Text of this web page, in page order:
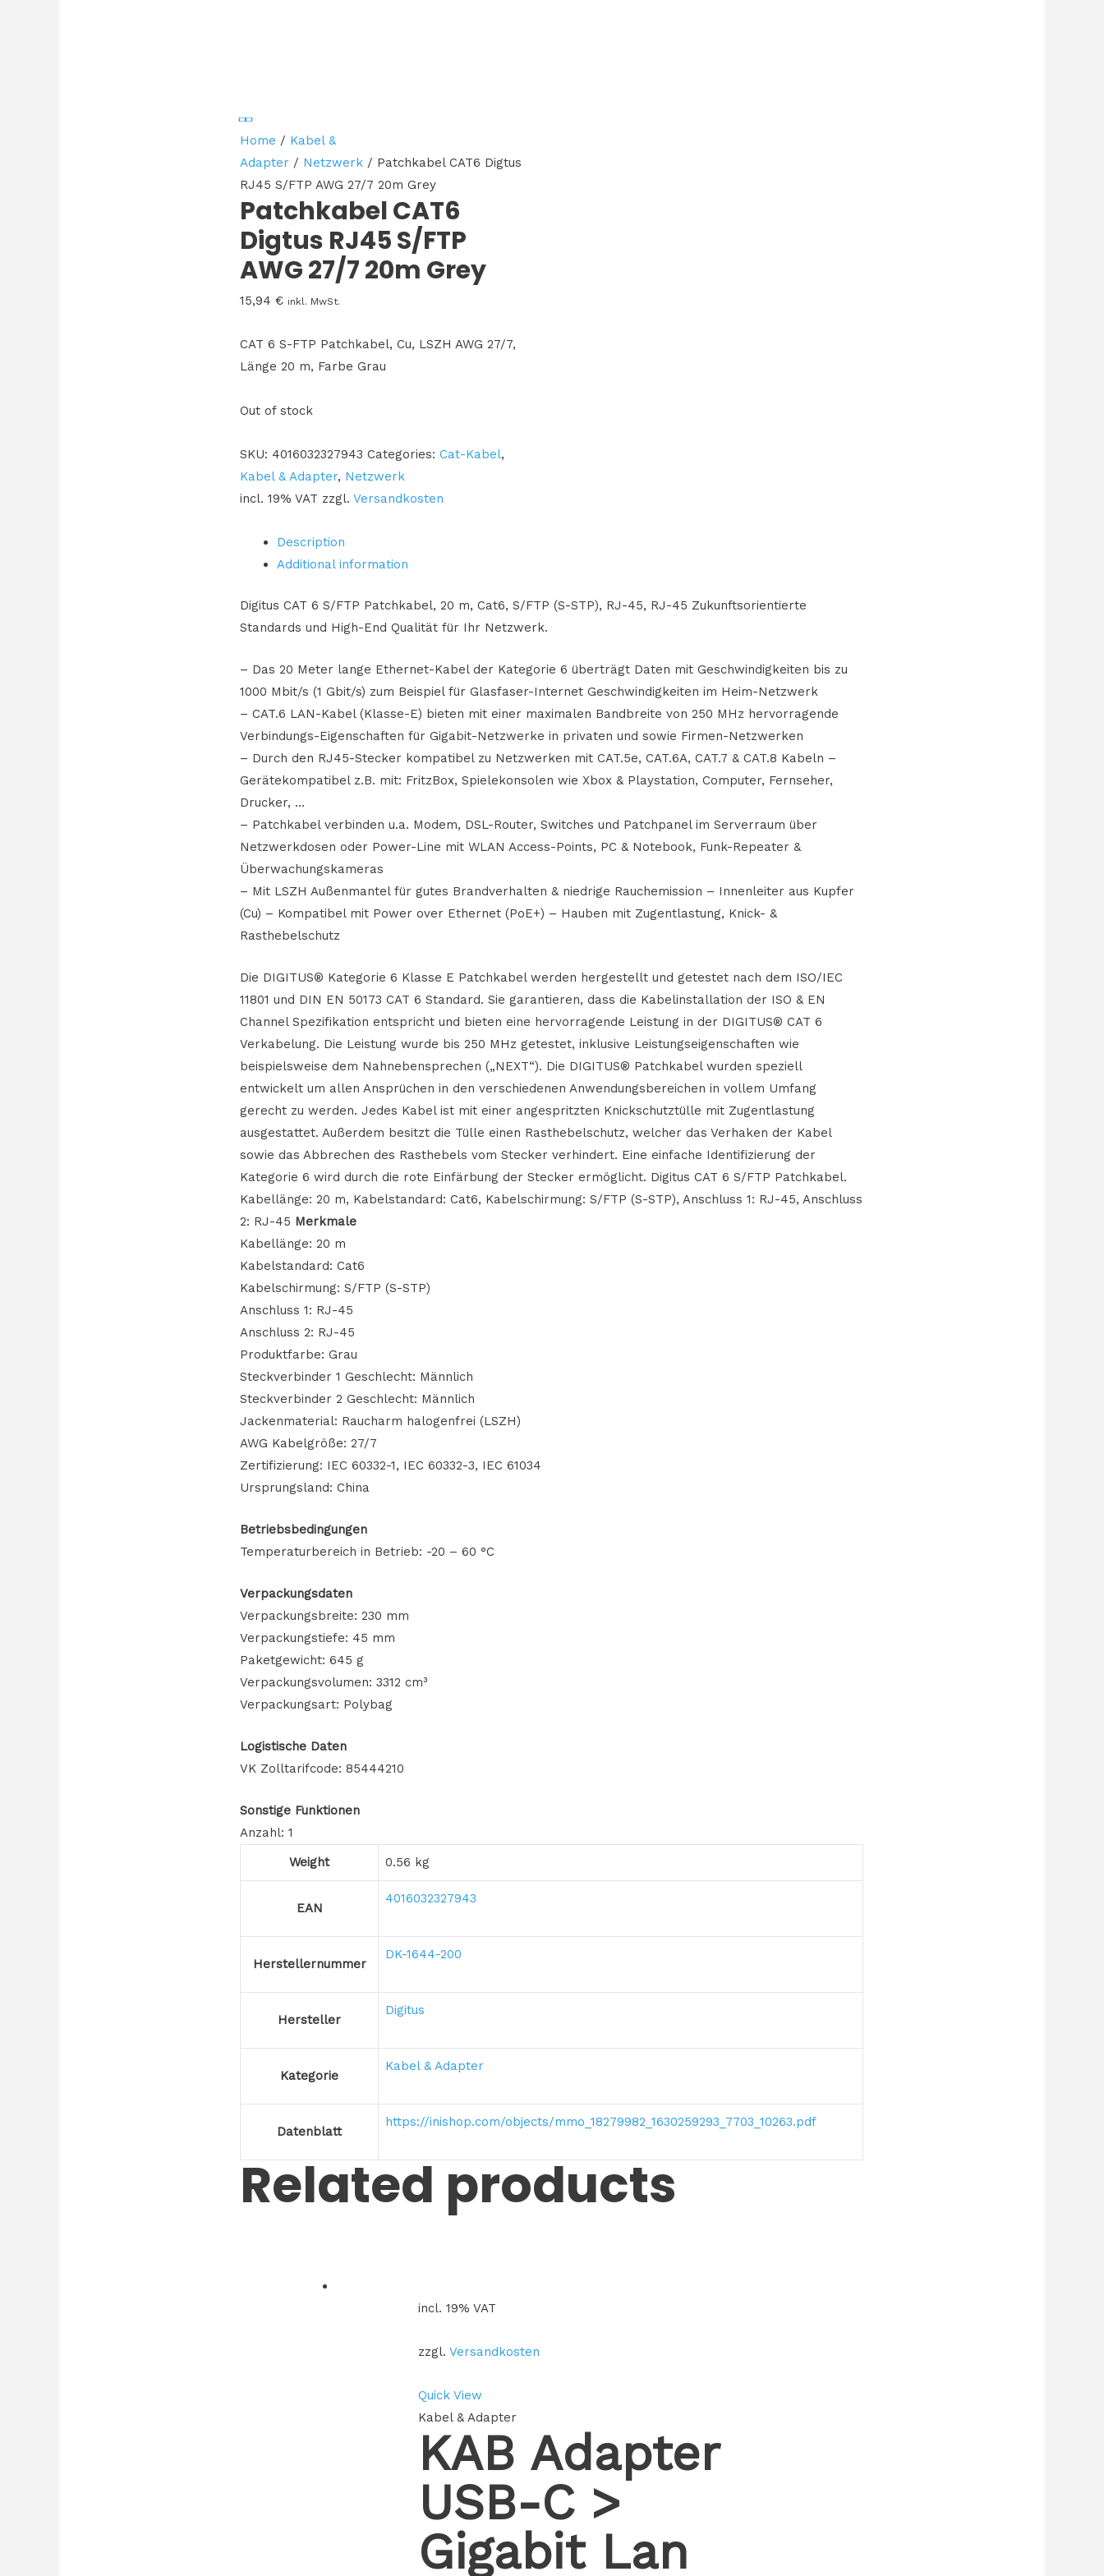
Home / Kabel &
Adapter / Netzwerk / Patchkabel CAT6 Digtus
RJ45 S/FTP AWG 27/7 20m Grey
Patchkabel CAT6
Digtus RJ45 S/FTP
AWG 27/7 20m Grey
15,94€ inkl. MwSt.
CAT 6 S-FTP Patchkabel, Cu, LSZH AWG 27/7,
Länge 20 m, Farbe Grau
Out of stock
SKU: 4016032327943 Categories:Cat-Kabel,
Kabel & Adapter, Netzwerk
incl. 19% VAT zzgl.Versandkosten
Description
Additional information
Digitus CAT 6 S/FTP Patchkabel, 20 m, Cat6, S/FTP (S-STP), RJ-45, RJ-45 Zukunftsorientierte
Standards und High-End Qualität für Ihr Netzwerk.
– Das 20 Meter lange Ethernet-Kabel der Kategorie 6 überträgt Daten mit Geschwindigkeiten bis zu
1000 Mbit/s (1 Gbit/s) zum Beispiel für Glasfaser-Internet Geschwindigkeiten im Heim-Netzwerk
– CAT.6 LAN-Kabel (Klasse-E) bieten mit einer maximalen Bandbreite von 250 MHz hervorragende
Verbindungs-Eigenschaften für Gigabit-Netzwerke in privaten und sowie Firmen-Netzwerken
– Durch den RJ45-Stecker kompatibel zu Netzwerken mit CAT.5e, CAT.6A, CAT.7 & CAT.8 Kabeln –
Gerätekompatibel z.B. mit: FritzBox, Spielekonsolen wie Xbox & Playstation, Computer, Fernseher,
Drucker, …
– Patchkabel verbinden u.a. Modem, DSL-Router, Switches und Patchpanel im Serverraum über
Netzwerkdosen oder Power-Line mit WLAN Access-Points, PC & Notebook, Funk-Repeater &
Überwachungskameras
– Mit LSZH Außenmantel für gutes Brandverhalten & niedrige Rauchemission – Innenleiter aus Kupfer
(Cu) – Kompatibel mit Power over Ethernet (PoE+) – Hauben mit Zugentlastung, Knick- &
Rasthebelschutz
Die DIGITUS® Kategorie 6 Klasse E Patchkabel werden hergestellt und getestet nach dem ISO/IEC
11801 und DIN EN 50173 CAT 6 Standard. Sie garantieren, dass die Kabelinstallation der ISO & EN
Channel Spezifikation entspricht und bieten eine hervorragende Leistung in der DIGITUS® CAT 6
Verkabelung. Die Leistung wurde bis 250 MHz getestet, inklusive Leistungseigenschaften wie
beispielsweise dem Nahnebensprechen („NEXT“). Die DIGITUS® Patchkabel wurden speziell
entwickelt um allen Ansprüchen in den verschiedenen Anwendungsbereichen in vollem Umfang
gerecht zu werden. Jedes Kabel ist mit einer angespritzten Knickschutztülle mit Zugentlastung
ausgestattet. Außerdem besitzt die Tülle einen Rasthebelschutz, welcher das Verhaken der Kabel
sowie das Abbrechen des Rasthebels vom Stecker verhindert. Eine einfache Identifizierung der
Kategorie 6 wird durch die rote Einfärbung der Stecker ermöglicht. Digitus CAT 6 S/FTP Patchkabel.
Kabellänge: 20 m, Kabelstandard: Cat6, Kabelschirmung: S/FTP (S-STP), Anschluss 1: RJ-45, Anschluss
2: RJ-45 Merkmale
Kabellänge: 20 m
Kabelstandard: Cat6
Kabelschirmung: S/FTP (S-STP)
Anschluss 1: RJ-45
Anschluss 2: RJ-45
Produktfarbe: Grau
Steckverbinder 1 Geschlecht: Männlich
Steckverbinder 2 Geschlecht: Männlich
Jackenmaterial: Raucharm halogenfrei (LSZH)
AWG Kabelgröße: 27/7
Zertifizierung: IEC 60332-1, IEC 60332-3, IEC 61034
Ursprungsland: China
Betriebsbedingungen
Temperaturbereich in Betrieb: -20 – 60 °C
Verpackungsdaten
Verpackungsbreite: 230 mm
Verpackungstiefe: 45 mm
Paketgewicht: 645 g
Verpackungsvolumen: 3312 cm³
Verpackungsart: Polybag
Logistische Daten
VK Zolltarifcode: 85444210
Sonstige Funktionen
Anzahl: 1
Weight
0.56 kg
EAN
4016032327943
Herstellernummer
DK-1644-200
Hersteller
Digitus
Kategorie
Kabel & Adapter
Datenblatt
https://inishop.com/objects/mmo_18279982_1630259293_7703_10263.pdf
Related products
incl. 19% VAT
zzgl. Versandkosten
Quick View
Kabel & Adapter
KAB Adapter
USB-C >
Gigabit Lan